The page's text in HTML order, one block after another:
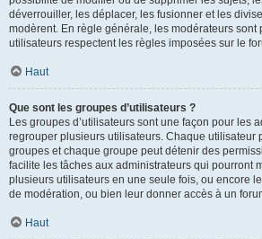
déverrouiller, les déplacer, les fusionner et les
modèrent. En règle générale, les modérateurs sont
utilisateurs respectent les règles imposées sur le
Haut
Que sont les groupes d’utilisateurs ?
Les groupes d’utilisateurs sont une façon pour les
regrouper plusieurs utilisateurs. Chaque utilisateur
groupes et chaque groupe peut détenir des
facilite les tâches aux administrateurs qui pourront
plusieurs utilisateurs en une seule fois, ou encore
de modération, ou bien leur donner accès à un
Haut